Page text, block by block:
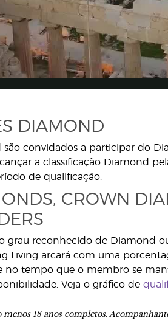
DIAMOND
convidados a participar do
a classificação Diamond
de qualificação.
CROWN
grau reconhecido de Diamond
Living arcará com uma
no tempo que o membro se
Veja o gráfico de
18 anos completos.